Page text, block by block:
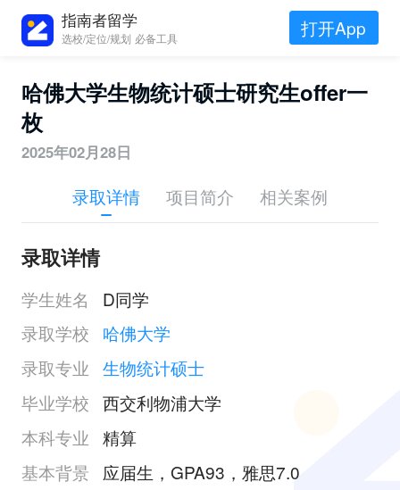
指南者留学
选校/定位/规划 必备工具 打开App
哈佛大学生物统计硕士研究生offer一
枚
2025年02月28日
录取详情 项目简介 相关案例
录取详情
学生姓名
D同学
录取学校
哈佛大学
录取专业 生物统计硕士
毕业学校 西交利物浦大学
本科专业 精算
基本背景
应届生，GPA93，雅思7.0